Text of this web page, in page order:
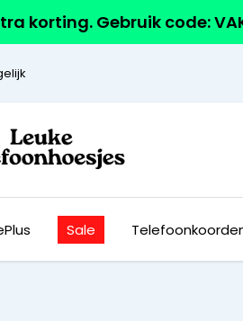
korting. Gebruik code:
Sale